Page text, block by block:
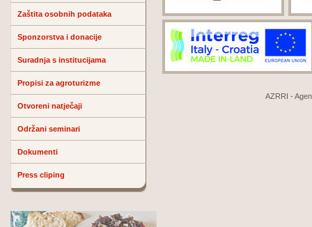
Zaštita osobnih podataka
Sponzorstva i donacije
Suradnja s institucijama
Propisi za agroturizme
Otvoreni natječaji
Održani seminari
Dokumenti
Press cliping
AZRRI -